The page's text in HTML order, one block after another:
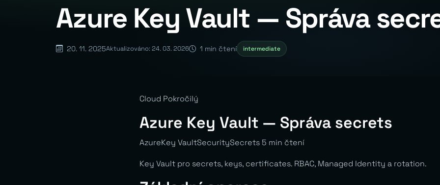
Azure Key Vault — Správa
20. 11. 2025Aktualizováno: 24. 03. 2026 1 min čtení intermediate
Cloud Pokročilý
Azure Key Vault — Správa secrets
AzureKey VaultSecuritySecrets 5 min čtení
Key Vault pro secrets, keys, certificates. RBAC, Managed Identity a rotation.